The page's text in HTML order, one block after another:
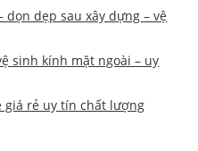
dọn dẹp sau xây dựng – vệ
sinh kính mặt ngoài – uy
giá rẻ uy tín chất lượng